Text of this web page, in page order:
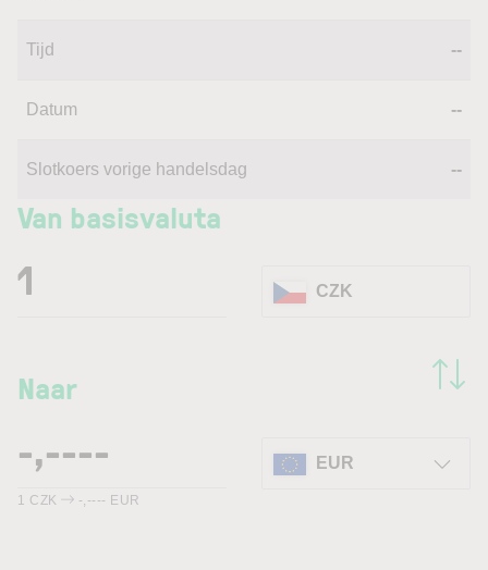
Tijd --
Datum --
Slotkoers vorige handelsdag --
Van basisvaluta
Naar
CZK
EUR
1 CZK -,---- EUR